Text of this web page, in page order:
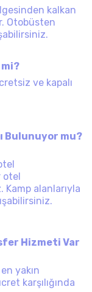
kalkan
Otobüsten
ve kapalı
Bulunuyor mu?
otel
alanlarıyla
Hizmeti Var
yakın
karşılığında